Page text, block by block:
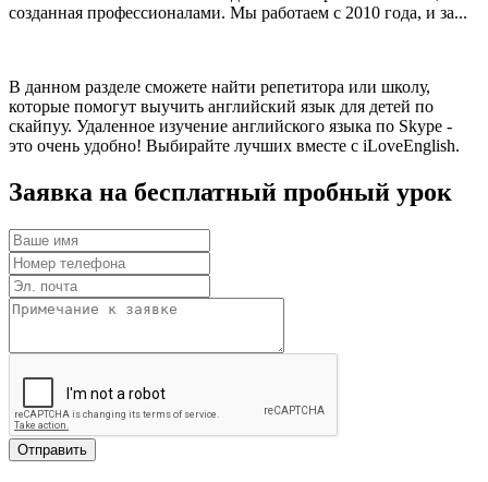
созданная профессионалами. Мы работаем с 2010 года, и за...
В данном разделе сможете найти репетитора или школу,
которые помогут выучить английский язык для детей по
скайпуу. Удаленное изучение английского языка по Skype -
это очень удобно! Выбирайте лучших вместе с iLoveEnglish.
Заявка на бесплатный пробный урок